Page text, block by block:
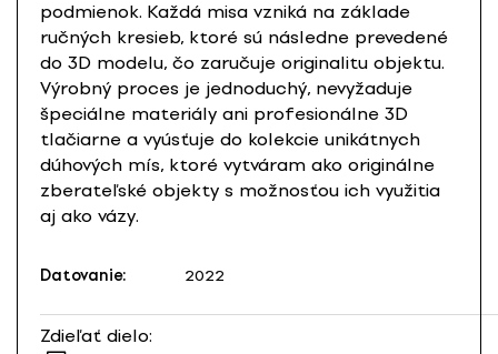
podmienok. Každá misa vzniká na základe
ručných kresieb, ktoré sú následne prevedené
do 3D modelu, čo zaručuje originalitu objektu.
Výrobný proces je jednoduchý, nevyžaduje
špeciálne materiály ani profesionálne 3D
tlačiarne a vyúsťuje do kolekcie unikátnych
dúhových mís, ktoré vytváram ako originálne
zberateľské objekty s možnosťou ich využitia
aj ako vázy.
Datovanie: 2022
Zdieľať dielo: